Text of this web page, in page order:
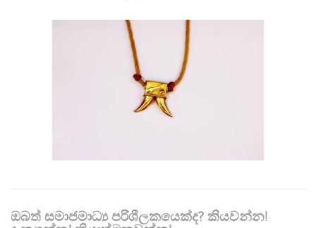
ඔබත් සමාජමාධ්‍ය පරිශීලකයෙක්ද? කියවන්න!